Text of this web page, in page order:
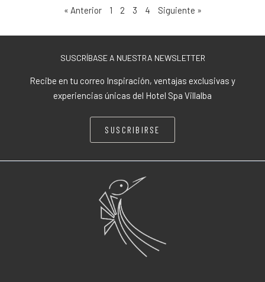
« Anterior 1 2 3 4 Siguiente »
SUSCRÍBASE A NUESTRA NEWSLETTER
Recibe en tu correo Inspiración, ventajas exclusivas y
experiencias únicas del Hotel Spa Villalba
SUSCRIBIRSE